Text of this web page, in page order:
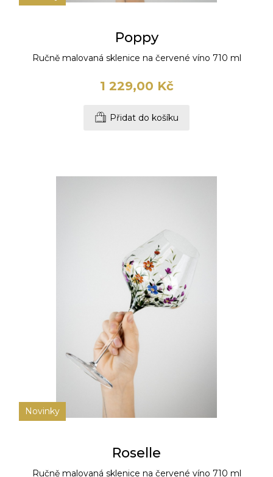
Poppy
Ručně malovaná sklenice na červené víno 710 ml
1 229,00 Kč
Přidat do košíku
Novinky
Roselle
Ručně malovaná sklenice na červené víno 710 ml